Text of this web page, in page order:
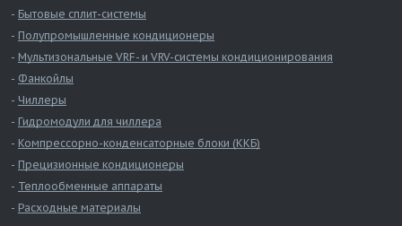
Бытовые сплит-системы
Полупромышленные кондиционеры
Мультизональные VRF- и VRV-системы кондиционирования
Фанкойлы
Чиллеры
Гидромодули для чиллера
Компрессорно-конденсаторные блоки (ККБ)
Прецизионные кондиционеры
Теплообменные аппараты
Расходные материалы